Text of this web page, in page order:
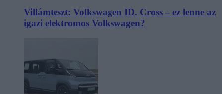
Villámteszt: Volkswagen ID. Cross – ez lenne az
igazi elektromos Volkswagen?